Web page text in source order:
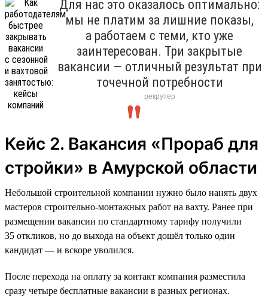
Для нас это оказалось оптимально:
мы не платим за лишние показы,
а работаем с теми, кто уже
заинтересован. Три закрытые
вакансии — отличный результат при
точечной потребности
рекрутер
Кейс 2. Вакансия «Прораб для
стройки» в Амурской области
Небольшой строительной компании нужно было нанять двух
мастеров строительно-монтажных работ на вахту. Ранее при
размещении вакансии по стандартному тарифу получили
35 откликов, но до выхода на объект дошёл только один
кандидат — и вскоре уволился.
После перехода на оплату за контакт компания разместила
сразу четыре бесплатные вакансии в разных регионах.